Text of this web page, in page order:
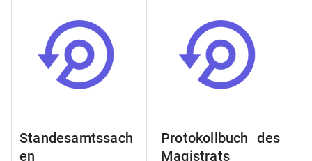
Standesamtssach
en
Protokollbuch des
Magistrats